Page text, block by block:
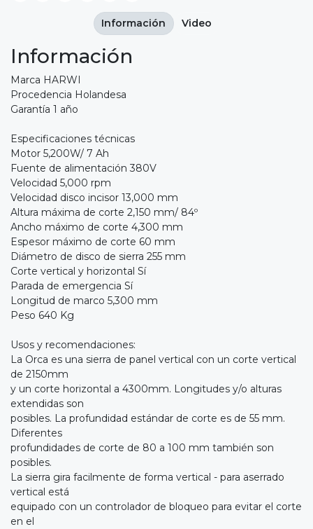
Información
Marca HARWI
Procedencia Holandesa
Garantía 1 año
Especificaciones técnicas
Motor 5,200W/ 7 Ah
Fuente de alimentación 380V
Velocidad 5,000 rpm
Velocidad disco incisor 13,000 mm
Altura máxima de corte 2,150 mm/ 84º
Ancho máximo de corte 4,300 mm
Espesor máximo de corte 60 mm
Diámetro de disco de sierra 255 mm
Corte vertical y horizontal Sí
Parada de emergencia Sí
Longitud de marco 5,300 mm
Peso 640 Kg
Usos y recomendaciones:
La Orca es una sierra de panel vertical con un corte vertical
de 2150mm
y un corte horizontal a 4300mm. Longitudes y/o alturas
extendidas son
posibles. La profundidad estándar de corte es de 55 mm.
Diferentes
profundidades de corte de 80 a 100 mm también son
posibles.
La sierra gira facilmente de forma vertical - para aserrado
vertical está
equipado con un controlador de bloqueo para evitar el corte
en el
Información Video